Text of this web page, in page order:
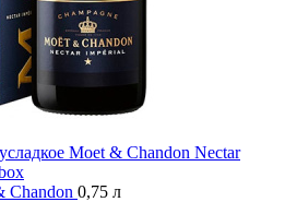
Moet & Chandon Nectar
Chandon 0,75 л